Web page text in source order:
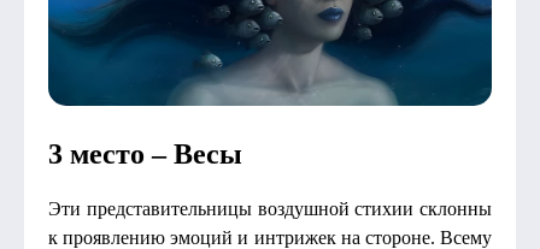
3 место – Весы
Эти представительницы воздушной стихии склонны
к проявлению эмоций и интрижек на стороне. Всему